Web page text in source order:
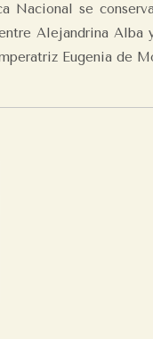
Nacional se
Alejandrina Alba
Eugenia de